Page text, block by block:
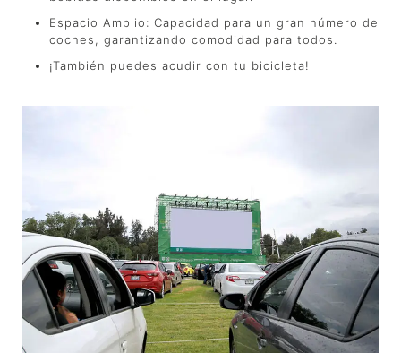
Espacio Amplio: Capacidad para un gran número de
coches, garantizando comodidad para todos.
¡También puedes acudir con tu bicicleta!